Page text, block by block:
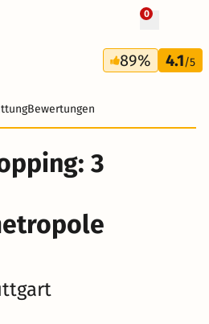
0
3 Tage
109 €
89% 4.1/5
Bewertungen
3